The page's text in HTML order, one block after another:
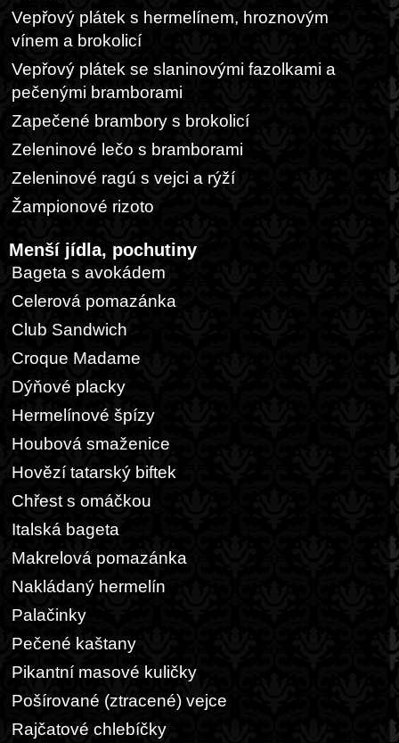
Vepřový plátek s hermelínem, hroznovým
vínem a brokolicí
Vepřový plátek se slaninovými fazolkami a
pečenými bramborami
Zapečené brambory s brokolicí
Zeleninové lečo s bramborami
Zeleninové ragú s vejci a rýží
Žampionové rizoto
Menší jídla, pochutiny
Bageta s avokádem
Celerová pomazánka
Club Sandwich
Croque Madame
Dýňové placky
Hermelínové špízy
Houbová smaženice
Hovězí tatarský biftek
Chřest s omáčkou
Italská bageta
Makrelová pomazánka
Nakládaný hermelín
Palačinky
Pečené kaštany
Pikantní masové kuličky
Pošírované (ztracené) vejce
Rajčatové chlebíčky